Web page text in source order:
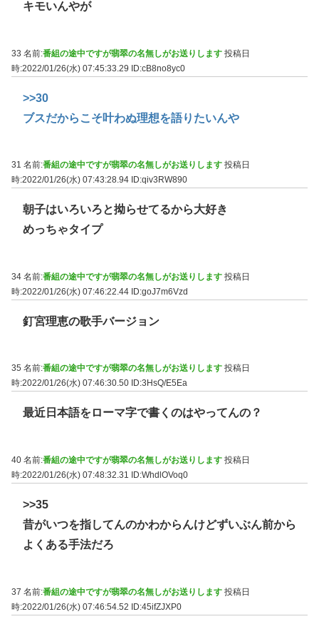
キモいんやが
33 名前:番組の途中ですが翡翠の名無しがお送りします 投稿日
時:2022/01/26(水) 07:45:33.29 ID:cB8no8yc0
>>30
ブスだからこそ叶わぬ理想を語りたいんや
31 名前:番組の途中ですが翡翠の名無しがお送りします 投稿日
時:2022/01/26(水) 07:43:28.94 ID:qiv3RW890
朝子はいろいろと拗らせてるから大好き
めっちゃタイプ
34 名前:番組の途中ですが翡翠の名無しがお送りします 投稿日
時:2022/01/26(水) 07:46:22.44 ID:goJ7m6Vzd
釘宮理恵の歌手バージョン
35 名前:番組の途中ですが翡翠の名無しがお送りします 投稿日
時:2022/01/26(水) 07:46:30.50 ID:3HsQ/E5Ea
最近日本語をローマ字で書くのはやってんの？
40 名前:番組の途中ですが翡翠の名無しがお送りします 投稿日
時:2022/01/26(水) 07:48:32.31
ID:WhdlOVoq0
>>35
昔がいつを指してんのかわからんけどずいぶん前から
よくある手法だろ
37 名前:番組の途中ですが翡翠の名無しがお送りします 投稿日
時:2022/01/26(水) 07:46:54.52 ID:45ifZJXP0